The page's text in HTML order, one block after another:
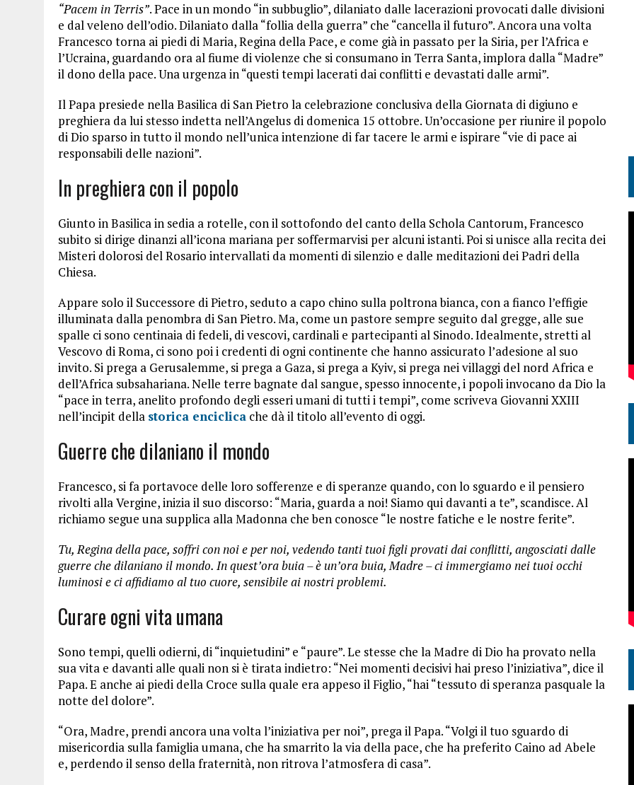
“Pacem in Terris”. Pace in un mondo “in subbuglio”, dilaniato dalle lacerazioni provocati dalle divisioni
e dal veleno dell’odio. Dilaniato dalla “follia della guerra” che “cancella il futuro”. Ancora una volta
Francesco torna ai piedi di Maria, Regina della Pace, e come già in passato per la Siria, per l’Africa e
l’Ucraina, guardando ora al fiume di violenze che si consumano in Terra Santa, implora dalla “Madre”
il dono della pace. Una urgenza in “questi tempi lacerati dai conflitti e devastati dalle armi”.
Il Papa presiede nella Basilica di San Pietro la celebrazione conclusiva della Giornata di digiuno e
preghiera da lui stesso indetta nell’Angelus di domenica 15 ottobre. Un’occasione per riunire il popolo
di Dio sparso in tutto il mondo nell’unica intenzione di far tacere le armi e ispirare “vie di pace ai
responsabili delle nazioni”.
In preghiera con il popolo
Giunto in Basilica in sedia a rotelle, con il sottofondo del canto della Schola Cantorum, Francesco
subito si dirige dinanzi all’icona mariana per soffermarvisi per alcuni istanti. Poi si unisce alla recita dei
Misteri dolorosi del Rosario intervallati da momenti di silenzio e dalle meditazioni dei Padri della
Chiesa.
Appare solo il Successore di Pietro, seduto a capo chino sulla poltrona bianca, con a fianco l’effigie
illuminata dalla penombra di San Pietro. Ma, come un pastore sempre seguito dal gregge, alle sue
spalle ci sono centinaia di fedeli, di vescovi, cardinali e partecipanti al Sinodo. Idealmente, stretti al
Vescovo di Roma, ci sono poi i credenti di ogni continente che hanno assicurato l’adesione al suo
invito. Si prega a Gerusalemme, si prega a Gaza, si prega a Kyiv, si prega nei villaggi del nord Africa e
dell’Africa subsahariana. Nelle terre bagnate dal sangue, spesso innocente, i popoli invocano da Dio la
“pace in terra, anelito profondo degli esseri umani di tutti i tempi”, come scriveva Giovanni XXIII
nell’incipit della storica enciclica che dà il titolo all’evento di oggi.
Guerre che dilaniano il mondo
Francesco, si fa portavoce delle loro sofferenze e di speranze quando, con lo sguardo e il pensiero
rivolti alla Vergine, inizia il suo discorso: “Maria, guarda a noi! Siamo qui davanti a te”, scandisce. Al
richiamo segue una supplica alla Madonna che ben conosce “le nostre fatiche e le nostre ferite”.
Tu, Regina della pace, soffri con noi e per noi, vedendo tanti tuoi figli provati dai conflitti, angosciati dalle
guerre che dilaniano il mondo. In quest’ora buia – è un’ora buia, Madre – ci immergiamo nei tuoi occhi
luminosi e ci affidiamo al tuo cuore, sensibile ai nostri problemi.
Curare ogni vita umana
Sono tempi, quelli odierni, di “inquietudini” e “paure”. Le stesse che la Madre di Dio ha provato nella
sua vita e davanti alle quali non si è tirata indietro: “Nei momenti decisivi hai preso l’iniziativa”, dice il
Papa. E anche ai piedi della Croce sulla quale era appeso il Figlio, “hai “tessuto di speranza pasquale la
notte del dolore”.
“Ora, Madre, prendi ancora una volta l’iniziativa per noi”, prega il Papa. “Volgi il tuo sguardo di
misericordia sulla famiglia umana, che ha smarrito la via della pace, che ha preferito Caino ad Abele
e, perdendo il senso della fraternità, non ritrova l’atmosfera di casa”.